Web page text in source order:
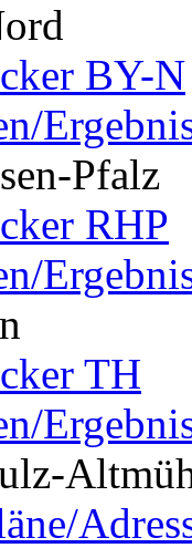
BY-N
Pfalz
RHP
TH